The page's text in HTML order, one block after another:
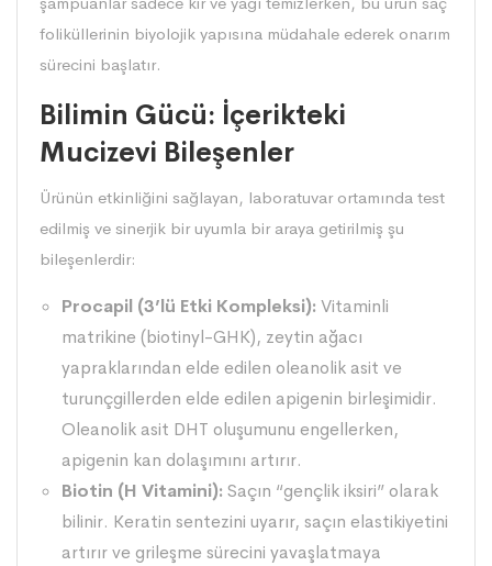
foliküllerinin biyolojik yapısına müdahale ederek onarım
sürecini başlatır.
Bilimin Gücü: İçerikteki
Mucizevi Bileşenler
Ürünün etkinliğini sağlayan, laboratuvar ortamında test
edilmiş ve sinerjik bir uyumla bir araya getirilmiş şu
bileşenlerdir:
Procapil (3’lü Etki Kompleksi): Vitaminli
matrikine (biotinyl-GHK), zeytin ağacı
yapraklarından elde edilen oleanolik asit ve
turunçgillerden elde edilen apigenin birleşimidir.
Oleanolik asit DHT oluşumunu engellerken,
apigenin kan dolaşımını artırır.
Biotin (H Vitamini): Saçın “gençlik iksiri” olarak
bilinir. Keratin sentezini uyarır, saçın elastikiyetini
artırır ve grileşme sürecini yavaşlatmaya